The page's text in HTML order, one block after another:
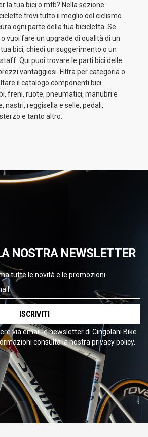
la tua bici o mtb? Nella sezione
trovi tutto il meglio del ciclismo
ogni parte della tua bicicletta. Se
vuoi fare un upgrade di qualità di un
bici, chiedi un suggerimento o un
Qui puoi trovare le parti bici delle
vantaggiosi. Filtra per categoria o
il catalogo componenti bici.
freni, ruote, pneumatici, manubri e
nastri, reggisella e selle, pedali,
e tanto altro.
NOSTRA NEWSLETTER
tutte le novità e le promozioni
ISCRIVITI
via email le newsletter di Cingolani Bike
consulta la nostra privacy policy.